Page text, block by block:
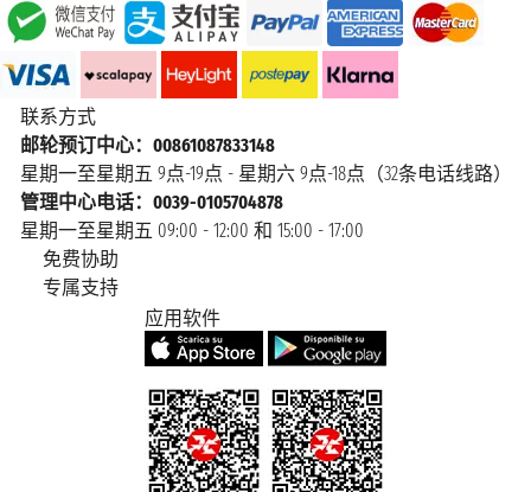
联系方式
邮轮预订中心：00861087833148
星期一至星期五 9点-19点 - 星期六 9点-18点（32条电话线路）
管理中心电话：0039-0105704878
星期一至星期五 09:00 - 12:00 和 15:00 - 17:00
免费协助
专属支持
应用软件